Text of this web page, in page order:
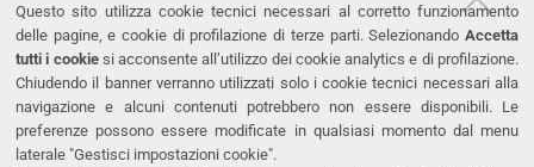
Questo sito utilizza cookie tecnici necessari al corretto funzionamento
delle pagine, e cookie di profilazione di terze parti. Selezionando Accetta
tutti i cookiesi acconsente all’utilizzo dei cookie analytics e di profilazione.
Chiudendo il banner verranno utilizzati solo i cookie tecnici necessari alla
navigazione e alcuni contenuti potrebbero non essere disponibili. Le
preferenze possono essere modificate in qualsiasi momento dal menu
laterale "Gestisci impostazioni cookie".
Tel. +39 0532 293111
Fax. +39 0532 293031
PEC
LINKS